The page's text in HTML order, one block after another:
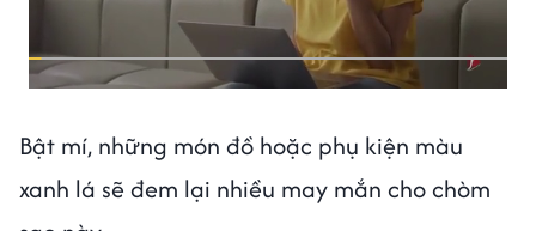
Bật mí, những món đồ hoặc phụ kiện màu
xanh lá sẽ đem lại nhiều may mắn cho chòm